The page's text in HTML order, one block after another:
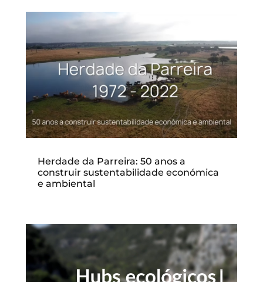
Herdade da Parreira: 50 anos a
construir sustentabilidade económica
e ambiental